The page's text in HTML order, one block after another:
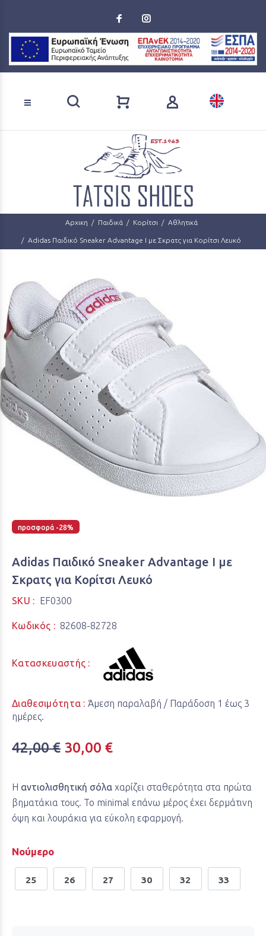
Αρχικη Παιδικά Κορίτσι Αθλητικά
Adidas Παιδικό Sneaker Advantage I με Σκρατς για Κορίτσι Λευκό
προσφορά -28%
Adidas Παιδικό Sneaker Advantage I με
Σκρατς για Κορίτσι Λευκό
SKU : EF0300
Κωδικός : 82608-82728
Κατασκευαστής :
Διαθεσιμότητα :Άμεση παραλαβή / Παράδoση 1 έως 3
ημέρες.
42,00 € 30,00 €
Η αντιολισθητική σόλα χαρίζει σταθερότητα στα πρώτα
βηματάκια τους. Το minimal επάνω μέρος έχει δερμάτινη
όψη και λουράκια για εύκολη εφαρμογή.
Νούμερο
25 26 27 30 32 33